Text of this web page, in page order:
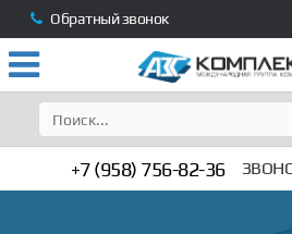
Обратный звонок
+7 (958) 756-82-36